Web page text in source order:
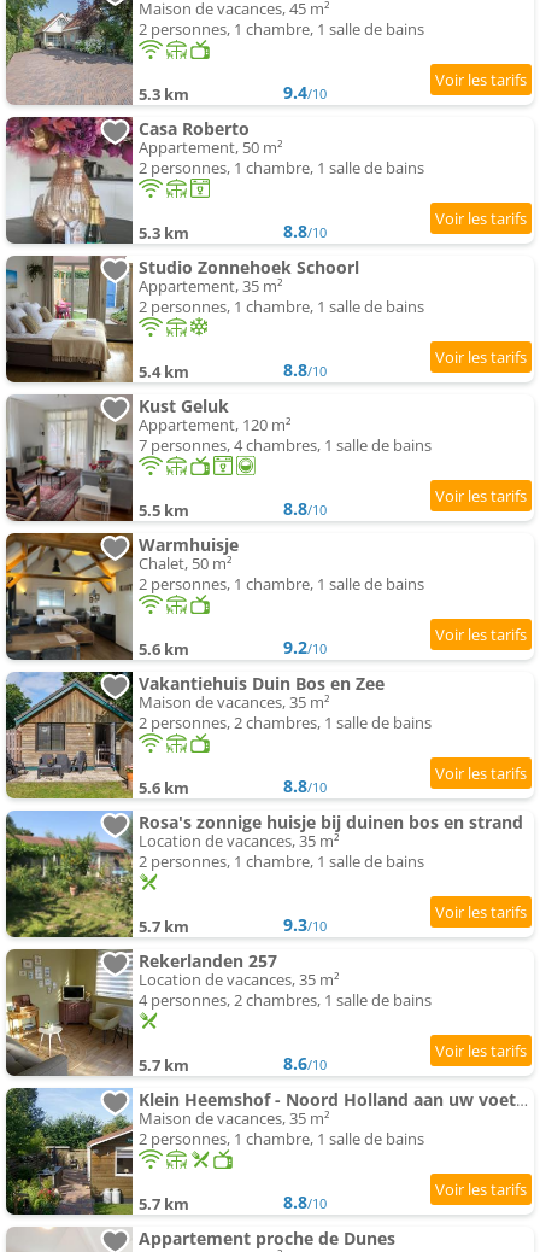
Maison de vacances, 45 m²
2 personnes, 1 chambre, 1 salle de bains
5.3 km 9.4/10
Casa Roberto
Appartement, 50 m²
2 personnes, 1 chambre, 1 salle de bains
5.3 km 8.8/10
Studio Zonnehoek Schoorl
Appartement, 35 m²
2 personnes, 1 chambre, 1 salle de bains
5.4 km 8.8/10
Kust Geluk
Appartement, 120 m²
7 personnes, 4 chambres, 1 salle de bains
5.5 km 8.8/10
Warmhuisje
Chalet, 50 m²
2 personnes, 1 chambre, 1 salle de bains
5.6 km 9.2/10
Vakantiehuis Duin Bos en Zee
Maison de vacances, 35 m²
2 personnes, 2 chambres, 1 salle de bains
5.6 km 8.8/10
Rosa's zonnige huisje bij duinen bos en strand
Location de vacances, 35 m²
2 personnes, 1 chambre, 1 salle de bains
5.7 km 9.3/10
Rekerlanden 257
Location de vacances, 35 m²
4 personnes, 2 chambres, 1 salle de bains
5.7 km 8.6/10
Klein Heemshof - Noord Holland aan uw voeten
Maison de vacances, 35 m²
2 personnes, 1 chambre, 1 salle de bains
5.7 km 8.8/10
Appartement proche de Dunes